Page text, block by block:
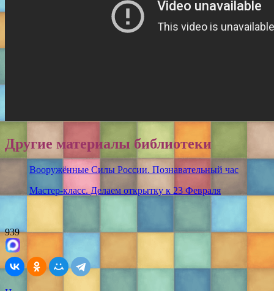
Другие материалы библиотеки
Вооружённые Силы России. Познавательный час
Мастер-класс. Делаем открытку к 23 Февраля
939